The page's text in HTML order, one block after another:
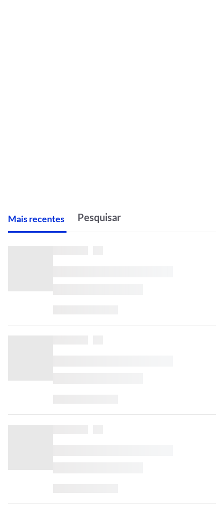
Mais recentes